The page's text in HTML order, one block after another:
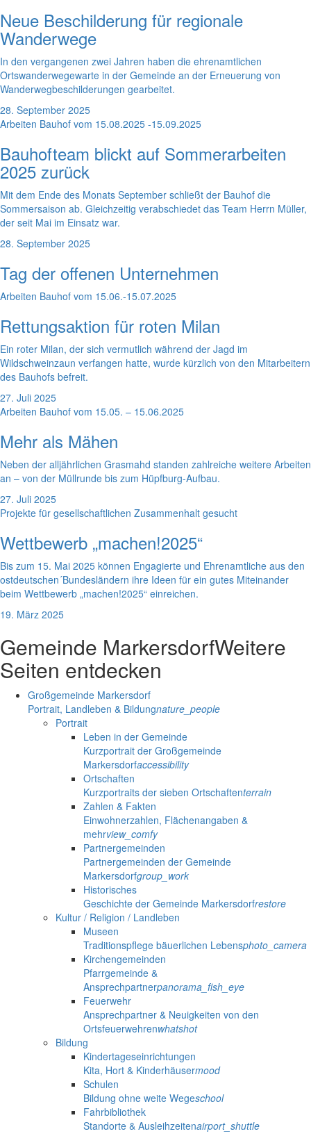
Neue Beschilderung für regionale
Wanderwege
In den vergangenen zwei Jahren haben die ehrenamtlichen
Ortswanderwegewarte in der Gemeinde an der Erneuerung von
Wanderwegbeschilderungen gearbeitet.
28. September 2025
Arbeiten Bauhof vom 15.08.2025 -15.09.2025
Bauhofteam blickt auf Sommerarbeiten
2025 zurück
Mit dem Ende des Monats September schließt der Bauhof die
Sommersaison ab. Gleichzeitig verabschiedet das Team Herrn Müller,
der seit Mai im Einsatz war.
28. September 2025
Tag der offenen Unternehmen
Arbeiten Bauhof vom 15.06.-15.07.2025
Rettungsaktion für roten Milan
Ein roter Milan, der sich vermutlich während der Jagd im
Wildschweinzaun verfangen hatte, wurde kürzlich von den Mitarbeitern
des Bauhofs befreit.
27. Juli 2025
Arbeiten Bauhof vom 15.05. – 15.06.2025
Mehr als Mähen
Neben der alljährlichen Grasmahd standen zahlreiche weitere Arbeiten
an – von der Müllrunde bis zum Hüpfburg-Aufbau.
27. Juli 2025
Projekte für gesellschaftlichen Zusammenhalt gesucht
Wettbewerb „machen!2025“
Bis zum 15. Mai 2025 können Engagierte und Ehrenamtliche aus den
ostdeutschen´Bundesländern ihre Ideen für ein gutes Miteinander
beim Wettbewerb „machen!2025“ einreichen.
19. März 2025
Gemeinde MarkersdorfWeitere
Seiten entdecken
Großgemeinde Markersdorf
Portrait, Landleben & Bildungnature_people
Portrait
Leben in der Gemeinde
Kurzportrait der Großgemeinde
Markersdorfaccessibility
Ortschaften
Kurzportraits der sieben Ortschaftenterrain
Zahlen & Fakten
Einwohnerzahlen, Flächenangaben &
mehrview_comfy
Partnergemeinden
Partnergemeinden der Gemeinde
Markersdorfgroup_work
Historisches
Geschichte der Gemeinde Markersdorfrestore
Kultur / Religion / Landleben
Museen
Traditionspflege bäuerlichen Lebensphoto_camera
Kirchengemeinden
Pfarrgemeinde &
Ansprechpartnerpanorama_fish_eye
Feuerwehr
Ansprechpartner & Neuigkeiten von den
Ortsfeuerwehrenwhatshot
Bildung
Kindertageseinrichtungen
Kita, Hort & Kinderhäusermood
Schulen
Bildung ohne weite Wegeschool
Fahrbibliothek
Standorte & Ausleihzeitenairport_shuttle